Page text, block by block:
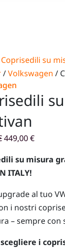
Coprisedili su
/Volkswagen /
Il
originale
era:
456,00 €.
449,00€Il
attuale
449,00
su misura
ITALY!
al tuo
i nostri
– sempre con
i